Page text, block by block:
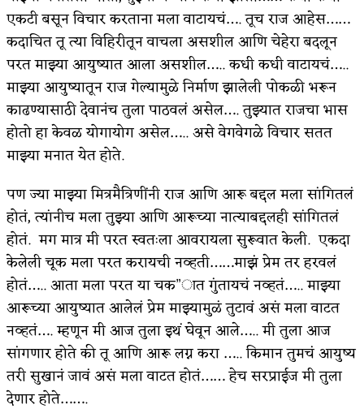
एकटी बसून विचार करताना मला वाटायचं…. तूच राज आहेस……
कदाचित तू त्या विहिरीतून वाचला असशील आणि चेहेरा बदलून
परत माझ्या आयुष्यात आला असशील….. कधी कधी वाटायचं…..
माझ्या आयुष्यातून राज गेल्यामुळे निर्माण झालेली पोकळी भरून
काढण्यासाठी देवानंच तुला पाठवलं असेल…. तुझ्यात राजचा भास
होतो हा केवळ योगायोग असेल….. असे वेगवेगळे विचार सतत
माझ्या मनात येत होते.
पण ज्या माझ्या मित्रमैत्रिणींनी राज आणि आरू बद्दल मला सांगितलं
होतं, त्यांनीच मला तुझ्या आणि आरूच्या नात्याबद्दलही सांगितलं
होतं. मग मात्र मी परत स्वतःला आवरायला सुरूवात केली. एकदा
केलेली चूक मला परत करायची नव्हती……माझं प्रेम तर हरवलं
होतं….. आता मला परत या चक”ात गुंतायचं नव्हतं….. माझ्या
आरूच्या आयुष्यात आलेलं प्रेम माझ्यामुळं तुटावं असं मला वाटत
नव्हतं…. म्हणून मी आज तुला इथं घेवून आले….. मी तुला आज
सांगणार होते की तू आणि आरू लग्न करा ….. किमान तुमचं आयुष्य
तरी सुखानं जावं असं मला वाटत होतं…… हेच सरप्राईज मी तुला
देणार होते…….